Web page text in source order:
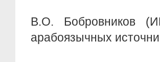
В.О. Бобровников
арабоязычных